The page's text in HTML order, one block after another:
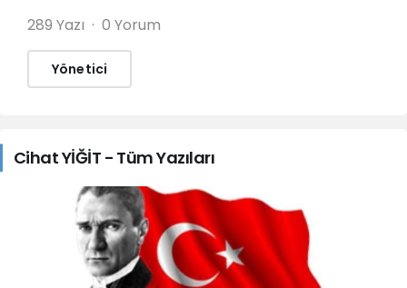
289 Yazı 0 Yorum
Yönetici
Cihat YİĞİT - Tüm Yazıları